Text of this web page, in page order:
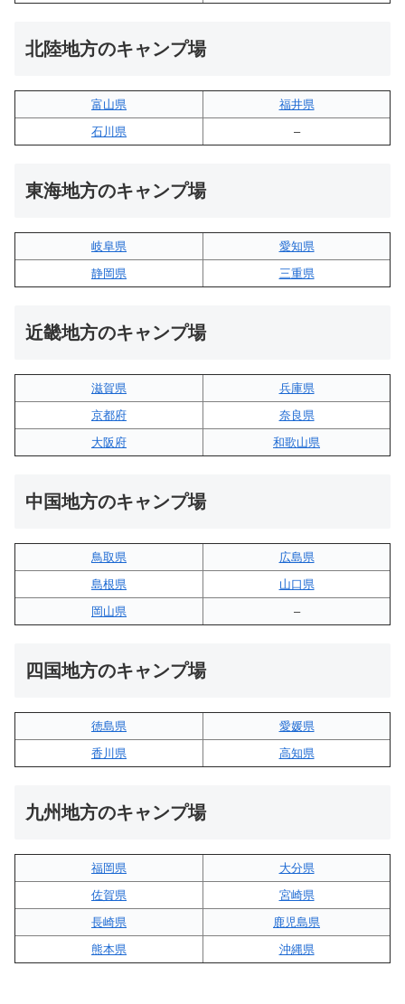
北陸地方のキャンプ場
富山県
福井県
石川県
–
東海地方のキャンプ場
岐阜県
愛知県
静岡県
三重県
近畿地方のキャンプ場
滋賀県
兵庫県
京都府
奈良県
大阪府
和歌山県
中国地方のキャンプ場
鳥取県
広島県
島根県
山口県
岡山県
–
四国地方のキャンプ場
徳島県
愛媛県
香川県
高知県
九州地方のキャンプ場
福岡県
大分県
佐賀県
宮崎県
長崎県
鹿児島県
熊本県
沖縄県